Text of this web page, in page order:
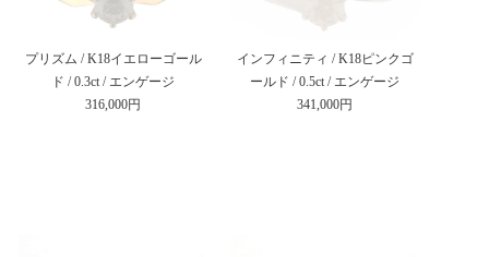
プリズム / K18イエローゴール
ド / 0.3ct / エンゲージ
316,000円
インフィニティ / K18ピンクゴ
ールド / 0.5ct / エンゲージ
341,000円